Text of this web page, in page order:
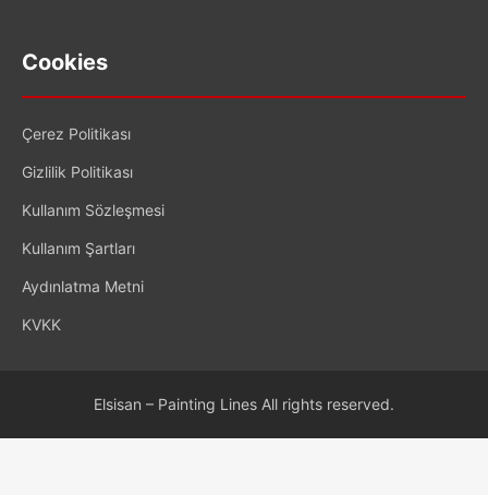
Cookies
Çerez Politikası
Gizlilik Politikası
Kullanım Sözleşmesi
Kullanım Şartları
Aydınlatma Metni
KVKK
Elsisan – Painting Lines All rights reserved.